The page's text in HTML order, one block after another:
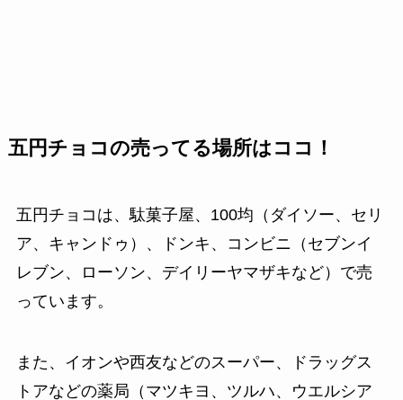
五円チョコの売ってる場所はココ！
五円チョコは、駄菓子屋、100均（ダイソー、セリ
ア、キャンドゥ）、ドンキ、コンビニ（セブンイ
レブン、ローソン、デイリーヤマザキなど）で売
っています。
また、イオンや西友などのスーパー、ドラッグス
トアなどの薬局（マツキヨ、ツルハ、ウエルシア